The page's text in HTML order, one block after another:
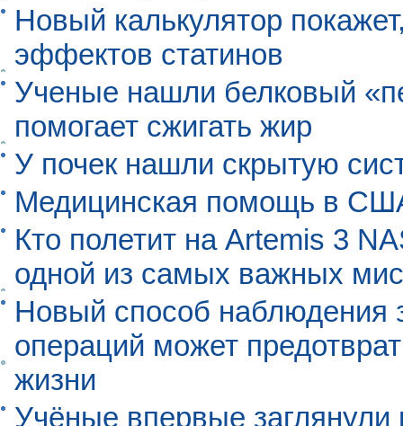
Новый калькулятор
эффектов статинов
Ученые нашли белковый
помогает сжигать жир
У почек нашли скрытую
Медицинская помощь в
Кто полетит на Artemis 3
одной из самых важных
Новый способ наблюдения
операций может
жизни
Учёные впервые